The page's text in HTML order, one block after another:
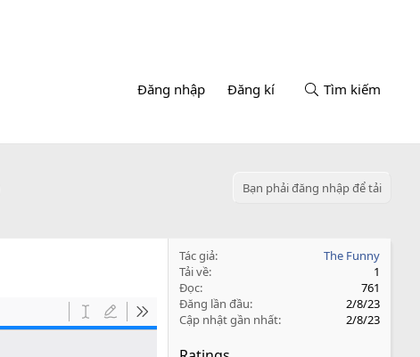
Đăng nhập Đăng kí Tìm kiếm
Bạn phải đăng nhập để tải
Tác giả
The Funny
Tải về
1
Đọc
761
Đăng lần đầu
2/8/23
Cập nhật gần nhất
2/8/23